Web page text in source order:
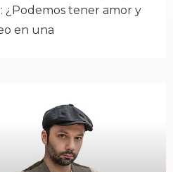
¿Podemos tener amor y
en una